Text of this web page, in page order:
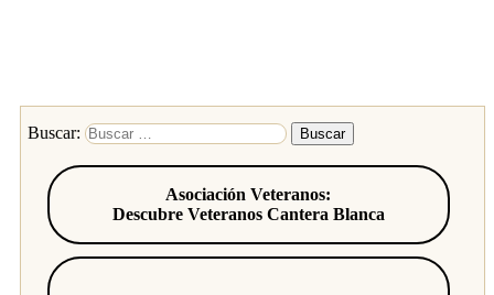
Buscar:
Asociación Veteranos:
Descubre Veteranos Cantera Blanca